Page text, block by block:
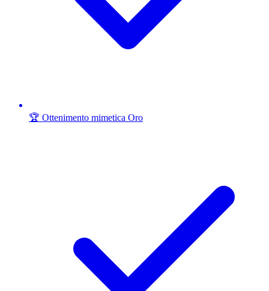
🏆 Ottenimento mimetica Oro